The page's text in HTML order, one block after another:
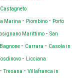
Castagneto
Marina - Piombino - Porto
Marittimo - San
Bagnone - Carrara - Casola in
- Licciana
-Tresana - Villafranca in